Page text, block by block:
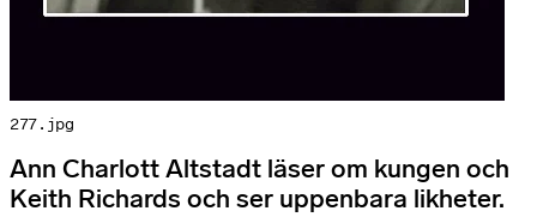
277.jpg
Ann Charlott Altstadt läser om kungen och
Keith Richards och ser uppenbara likheter.